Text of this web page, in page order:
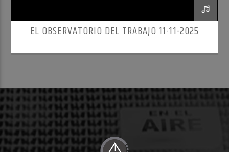
EL OBSERVATORIO DEL TRABAJO 11-11-2025